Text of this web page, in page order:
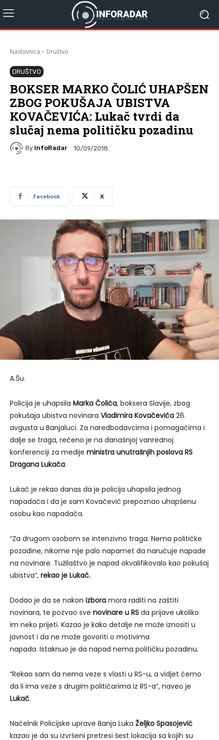
Naslovnica Društvo
DRUŠTVO
BOKSER MARKO ČOLIĆ UHAPŠEN
ZBOG POKUŠAJA UBISTVA
KOVAČEVIĆA: Lukač tvrdi da
slučaj nema političku pozadinu
By InfoRadar 10/09/2018
Facebook X
A.Šu.
Policija je uhapsila Marka Čolića, boksera Slavije, zbog
pokušaja ubistva novinara Vladimira Kovačevića 26.
avgusta u Banjaluci. Za naredbodavcima i pomagačima i
dalje se traga, rečeno je na današnjoj vanrednoj
konferenciji za medije ministra unutrašnjih poslova RS
Dragana Lukača.
Lukač je rekao danas da je policija uhapsila jednog
napadača i da je sam Kovačević prepoznao uhapšenu
osobu kao napadača.
“Za drugom osobom se intenzivno traga. Nema političke
pozadine, nikome nije palo napamet da naručuje napade
na novinare. Tužilaštvo je napad okvalifikovalo kao pokušaj
ubistva“, rekao je Lukač.
Dodao je da se nakon izbora mora raditi na zaštiti
novinara, te pozvao sve novinare u RS da prijave ukoliko
im neko prijeti. Kazao je kako detalje ne može iznositi u
javnost i da ne može govoriti o motivima
napada. Istaknuo je da napad nema političku pozadinu.
“Rekao sam da nema veze s vlasti u RS-u, a vidjet ćemo
da li ima veze s drugim političarima iz RS-a”, naveo je
Lukač.
Načelnik Policijske uprave Banja Luka Željko Spasojević
kazao je da su izvršeni pretresi šest lokacija sa kojih su